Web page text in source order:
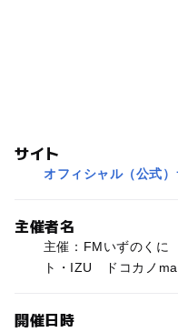
サイト
オフィシャル（公式）
主催者名
主催：FMいずのく
ト・IZU ドコカノ
開催日時